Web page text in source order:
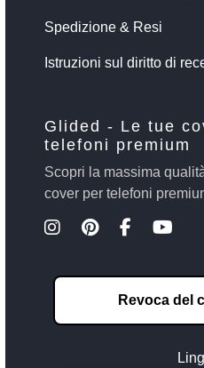
Spedizione & Resi
Istruzioni sul diritto di
Glided - Le tue
telefoni premium
Scopri la massima
cover per telefoni
Revoca del